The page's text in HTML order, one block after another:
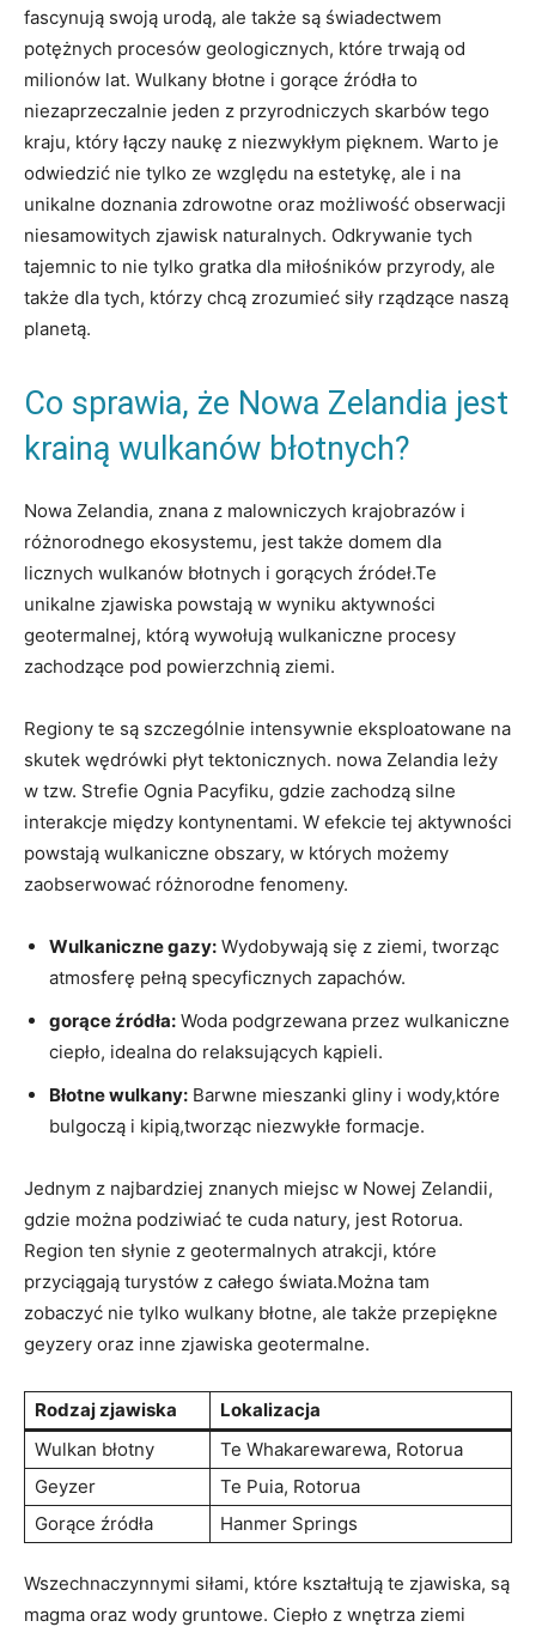
fascynują swoją urodą, ale także są świadectwem
potężnych procesów geologicznych, które trwają od
milionów lat. Wulkany błotne i gorące źródła to
niezaprzeczalnie jeden z przyrodniczych skarbów tego
kraju, który łączy naukę z niezwykłym pięknem. Warto je
odwiedzić nie tylko ze względu na estetykę, ale i na
unikalne doznania zdrowotne oraz możliwość obserwacji
niesamowitych zjawisk naturalnych. Odkrywanie tych
tajemnic to nie tylko gratka dla miłośników przyrody, ale
także dla tych, którzy chcą zrozumieć siły rządzące naszą
planetą.
Co sprawia, że Nowa Zelandia jest
krainą wulkanów błotnych?
Nowa Zelandia, znana z malowniczych krajobrazów i
różnorodnego ekosystemu, jest także domem dla
licznych wulkanów błotnych i gorących źródeł.Te
unikalne zjawiska powstają w wyniku aktywności
geotermalnej, którą wywołują wulkaniczne procesy
zachodzące pod powierzchnią ziemi.
Regiony te są szczególnie intensywnie eksploatowane na
skutek wędrówki płyt tektonicznych. nowa Zelandia leży
w tzw. Strefie Ognia Pacyfiku, gdzie zachodzą silne
interakcje między kontynentami. W efekcie tej aktywności
powstają wulkaniczne obszary, w których możemy
zaobserwować różnorodne fenomeny.
Wulkaniczne gazy: Wydobywają się z ziemi, tworząc
atmosferę pełną specyficznych zapachów.
gorące źródła: Woda podgrzewana przez wulkaniczne
ciepło, idealna do relaksujących kąpieli.
Błotne wulkany: Barwne mieszanki gliny i wody,które
bulgoczą i kipią,tworząc niezwykłe formacje.
Jednym z najbardziej znanych miejsc w Nowej Zelandii,
gdzie można podziwiać te cuda natury, jest Rotorua.
Region ten słynie z geotermalnych atrakcji, które
przyciągają turystów z całego świata.Można tam
zobaczyć nie tylko wulkany błotne, ale także przepiękne
geyzery oraz inne zjawiska geotermalne.
Rodzaj zjawiska
Lokalizacja
Wulkan błotny
Te Whakarewarewa, Rotorua
Geyzer
Te Puia, Rotorua
Gorące źródła
Hanmer Springs
Wszechnaczynnymi siłami, które kształtują te zjawiska, są
magma oraz wody gruntowe. Ciepło z wnętrza ziemi